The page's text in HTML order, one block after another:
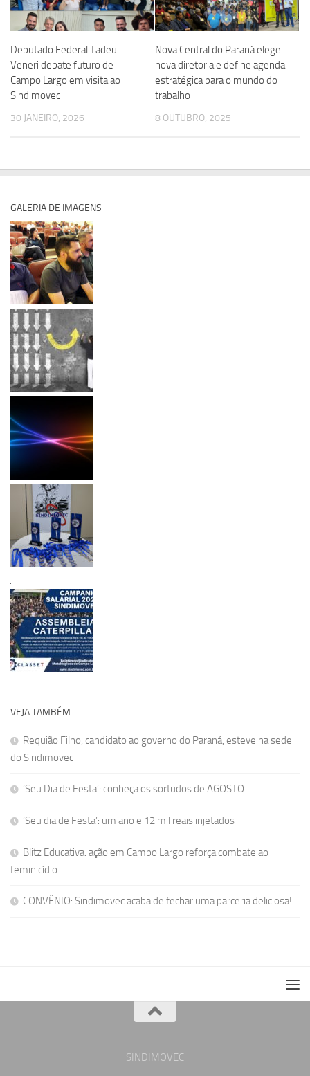
Deputado Federal Tadeu
Veneri debate futuro de
Campo Largo em visita ao
Sindimovec
30 JANEIRO, 2026
Nova Central do Paraná elege
nova diretoria e define agenda
estratégica para o mundo do
trabalho
8 OUTUBRO, 2025
GALERIA DE IMAGENS
VEJA TAMBÉM
Requião Filho, candidato ao governo do Paraná, esteve na sede
do Sindimovec
‘Seu Dia de Festa’: conheça os sortudos de AGOSTO
‘Seu dia de Festa’: um ano e 12 mil reais injetados
Blitz Educativa: ação em Campo Largo reforça combate ao
feminicídio
CONVÊNIO: Sindimovec acaba de fechar uma parceria deliciosa!
SINDIMOVEC